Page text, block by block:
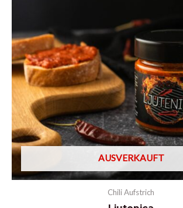
AUSVERKAUFT
Chili Aufstrich